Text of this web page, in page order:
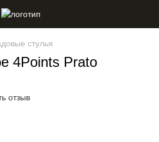
стулья
4Points Prato
отзыв